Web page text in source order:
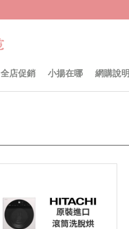
全店促銷 小揚在哪 網購說明